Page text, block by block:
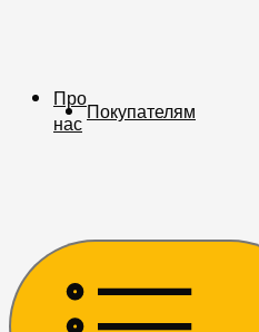
Про
нас Покупателям